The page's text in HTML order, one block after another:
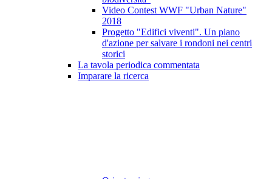
Video Contest WWF "Urban Nature"
2018
Progetto "Edifici viventi". Un piano
d'azione per salvare i rondoni nei centri
storici
La tavola periodica commentata
Imparare la ricerca